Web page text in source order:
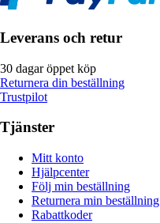
Leverans och retur
30 dagar öppet köp
Returnera din beställning
Trustpilot
Tjänster
Mitt konto
Hjälpcenter
Följ min beställning
Returnera min beställning
Rabattkoder